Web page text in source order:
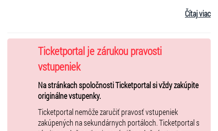
Réžia: Roman Hargaš
Scénografia: Zuzana Malcová, Eva Hargašová
Herecké obsadenie:
George: Oliver Ruttkay
Richard: Roman Hargaš
Pamela: Frederika Burzová
Edward: Patrik Masár
Jennifer: Eliška Panáčková
Riaditeľ: Juraj Saukulič
Čítaj viac
Ticketportal je zárukou pravosti
vstupeniek
Na stránkach spoločnosti Ticketportal si vždy zakúpite
originálne vstupenky.
Ticketportal nemôže zaručiť pravosť vstupeniek
zakúpených na sekundárnych portáloch. Ticketportal s